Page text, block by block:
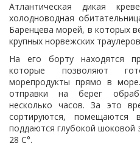
Атлантическая дикая
холодноводная
Баренцева морей, в которых
крупных норвежских
На его борту находятся
которые позволяют
морепродукты прямо в
отправки на берег
несколько часов. За это
сортируются,
поддаются глубокой шоковой
28 С°.